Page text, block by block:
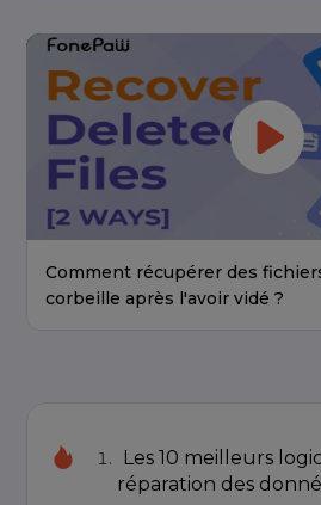
Comment récupérer des
corbeille après l'avoir vidé ?
Les 10 meilleurs
réparation des